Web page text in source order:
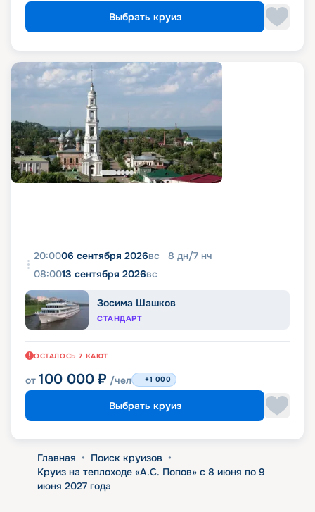
Выбрать круиз
20:0006 сентября 2026вс 8 дн/7 нч
08:0013 сентября 2026вс
Зосима Шашков
СТАНДАРТ
ОСТАЛОСЬ 7 КАЮТ
от 100 000 ₽ /чел +1 000
Выбрать круиз
Главная • Поиск круизов •
Круиз на теплоходе «А.С. Попов» с 8 июня по 9
июня 2027 года